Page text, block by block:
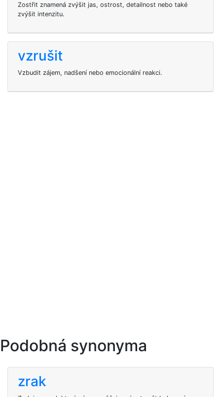
Zostřit znamená zvýšit jas, ostrost, detailnost nebo také
zvýšit intenzitu.
vzrušit
Vzbudit zájem, nadšení nebo emocionální reakci.
Podobná synonyma
zrak